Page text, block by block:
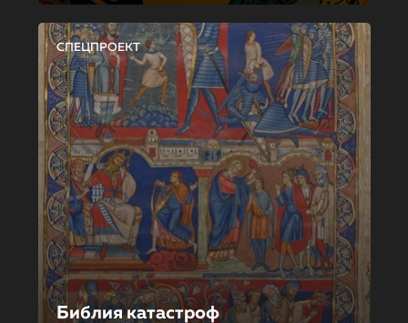
СПЕЦПРОЕКТ
Библия катастроф